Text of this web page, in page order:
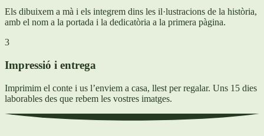
Els dibuixem a mà i els integrem dins les il·lustracions de la història,
amb el nom a la portada i la dedicatòria a la primera pàgina.
3
Impressió i entrega
Imprimim el conte i us l’enviem a casa, llest per regalar. Uns 15 dies
laborables des que rebem les vostres imatges.